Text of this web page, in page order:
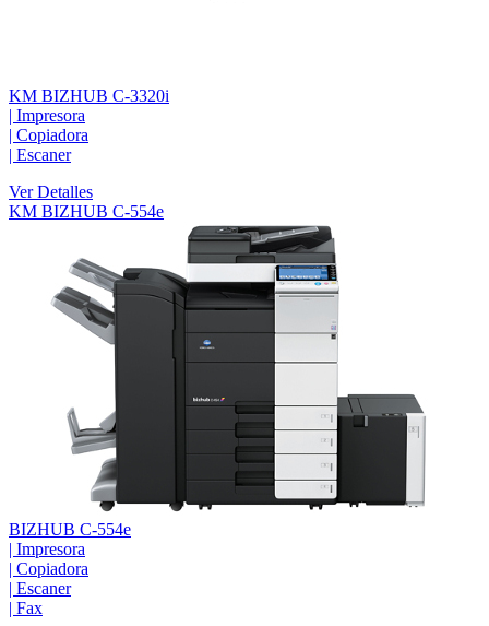
KM BIZHUB C-3320i
| Impresora
| Copiadora
| Escaner
Ver Detalles
KM BIZHUB C-554e
BIZHUB C-554e
| Impresora
| Copiadora
| Escaner
| Fax